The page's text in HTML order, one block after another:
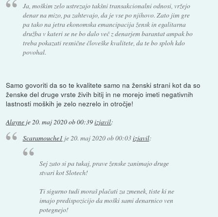
Ja, moškim zelo ustrezajo takšni transakcionalni odnosi, vržejo
denar na mizo, pa zahtevajo, da je vse po njihovo. Zato jim gre
pa tako na jetra ekonomska emancipacija žensk in egalitarna
družba v kateri se ne bo dalo več z denarjem barantat ampak bo
treba pokazati resnične človeške kvalitete, da te bo sploh kdo
povohal.
Samo govoriti da so te kvalitete samo na ženski strani kot da so
ženske del druge vrste živih bitij in ne morejo imeti negativnih
lastnosti moških je zelo nezrelo in otročje!
Alayne je20. maj 2020 ob 00:39izjavil:
Scaramouche1 je20. maj 2020 ob 00:03izjavil:
Sej zato si pa tukaj, prave ženske zanimajo druge
stvari kot Slotech!
Ti sigurno tudi moraš plačati za zmenek, tiste ki ne
imajo predispozicijo da moški sami denarnico ven
potegnejo!